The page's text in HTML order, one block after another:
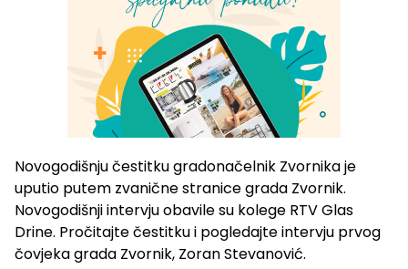
Novogodišnju čestitku gradonačelnik Zvornika je
uputio putem zvanične stranice grada Zvornik.
Novogodišnji intervju obavile su kolege RTV Glas
Drine. Pročitajte čestitku i pogledajte intervju prvog
čovjeka grada Zvornik, Zoran Stevanović.